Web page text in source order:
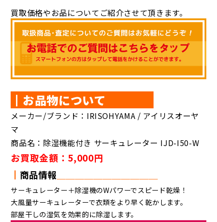
買取価格やお品についてご紹介させて頂きます。
┃お品物について
メーカー/ブランド：IRISOHYAMA / アイリスオーヤ
マ
商品名：除湿機能付き サーキュレーター IJD-I50-W
お買取金額：5,000円
┃ 商品情報
サーキュレーター＋除湿機のWパワーでスピード乾燥！
大風量サーキュレーターで衣類をより早く乾かします。
部屋干しの湿気を効果的に除湿します。